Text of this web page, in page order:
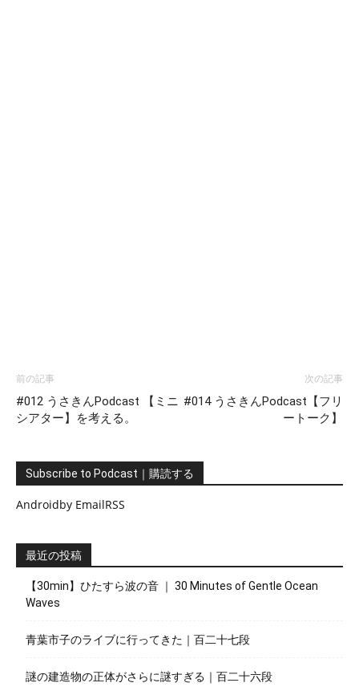
前の記事
#012 うさきんPodcast 【ミニ
シアター】を考える。
次の記事
#014 うさきんPodcast【フリ
ートーク】
Subscribe to Podcast｜購読する
Androidby EmailRSS
最近の投稿
【30min】ひたすら波の音 ｜ 30 Minutes of Gentle Ocean
Waves
青葉市子のライブに行ってきた｜百二十七段
謎の建造物の正体がさらに謎すぎる｜百二十六段